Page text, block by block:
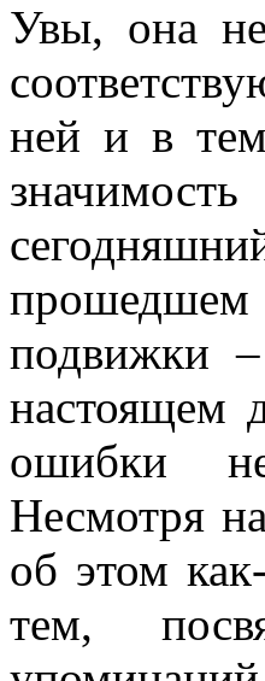
Увы, она
ней и в
прошедшем
подвижки
настоящем
ошибки
Несмотря
об этом
тем,